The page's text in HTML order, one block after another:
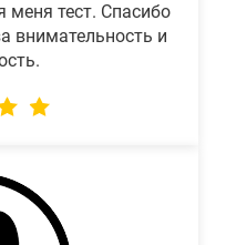
меня тест. Спасибо
внимательность и